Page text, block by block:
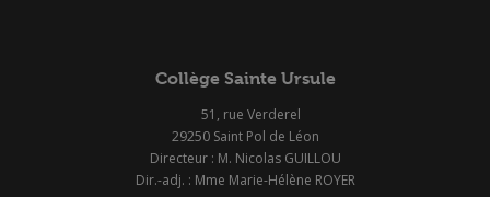
Collège Sainte Ursule
51, rue Verderel
29250 Saint Pol de Léon
Directeur : M. Nicolas GUILLOU
Dir.-adj. : Mme Marie-Hélène ROYER